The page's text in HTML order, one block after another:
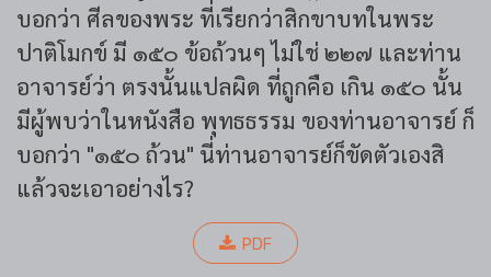
บอกว่า ศีลของพระ ที่เรียกว่าสิกขาบทในพระ
ปาติโมกข์ มี ๑๕๐ ข้อถ้วนๆ ไม่ใช่ ๒๒๗ และท่าน
อาจารย์ว่า ตรงนั้นแปลผิด ที่ถูกคือ เกิน ๑๕๐ นั้น
มีผู้พบว่าในหนังสือ พุทธธรรม ของท่านอาจารย์ ก็
บอกว่า "๑๕๐ ถ้วน" นี่ท่านอาจารย์ก็ขัดตัวเองสิ
แล้วจะเอาอย่างไร?
PDF